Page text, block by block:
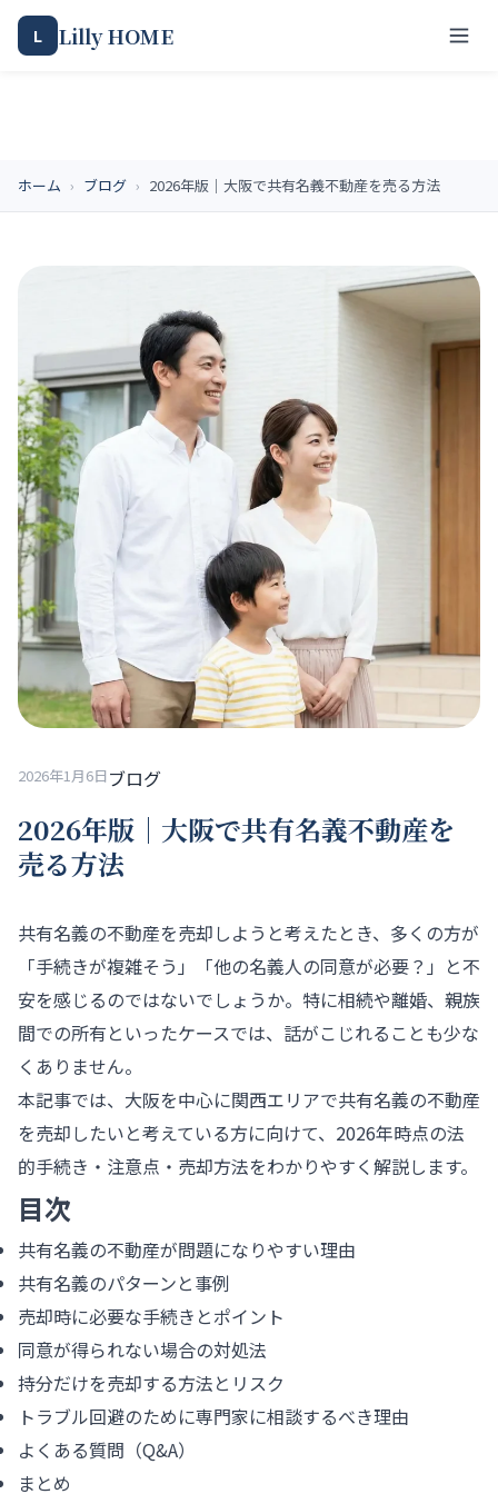
L Lilly HOME
ホーム › ブログ › 2026年版｜大阪で共有名義不動産を売る方法
2026年1月6日 ブログ
2026年版｜大阪で共有名義不動産を
売る方法
共有名義の不動産を売却しようと考えたとき、多くの方が
「手続きが複雑そう」「他の名義人の同意が必要？」と不
安を感じるのではないでしょうか。特に相続や離婚、親族
間での所有といったケースでは、話がこじれることも少な
くありません。
本記事では、大阪を中心に関西エリアで共有名義の不動産
を売却したいと考えている方に向けて、2026年時点の法
的手続き・注意点・売却方法をわかりやすく解説します。
目次
共有名義の不動産が問題になりやすい理由
共有名義のパターンと事例
売却時に必要な手続きとポイント
同意が得られない場合の対処法
持分だけを売却する方法とリスク
トラブル回避のために専門家に相談するべき理由
よくある質問（Q&A）
まとめ